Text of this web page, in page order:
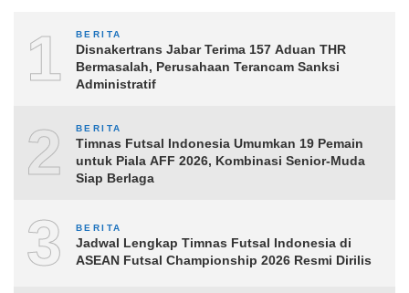
1 BERITA
Disnakertrans Jabar Terima 157 Aduan THR
Bermasalah, Perusahaan Terancam Sanksi
Administratif
2 BERITA
Timnas Futsal Indonesia Umumkan 19 Pemain
untuk Piala AFF 2026, Kombinasi Senior-Muda
Siap Berlaga
3 BERITA
Jadwal Lengkap Timnas Futsal Indonesia di
ASEAN Futsal Championship 2026 Resmi Dirilis